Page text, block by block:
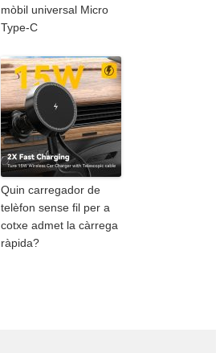
mòbil universal Micro
Type-C
Quin carregador de
telèfon sense fil per a
cotxe admet la càrrega
ràpida?